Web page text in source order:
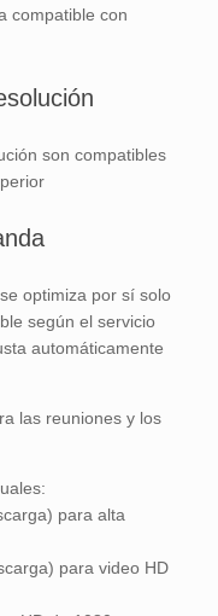
compatible con
son compatibles
optimiza por sí solo
según el servicio
automáticamente
las reuniones y los
para alta
para video HD